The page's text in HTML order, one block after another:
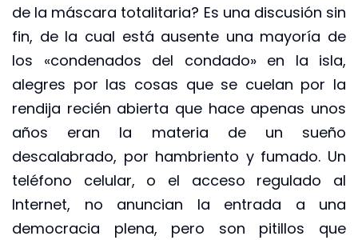
de la máscara totalitaria? Es una discusión sin
fin, de la cual está ausente una mayoría de
los «condenados del condado» en la isla,
alegres por las cosas que se cuelan por la
rendija recién abierta que hace apenas unos
años eran la materia de un sueño
descalabrado, por hambriento y fumado. Un
teléfono celular, o el acceso regulado al
Internet, no anuncian la entrada a una
democracia plena, pero son pitillos que